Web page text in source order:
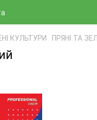
КУЛЬТУРИ ПРЯНІ ТА